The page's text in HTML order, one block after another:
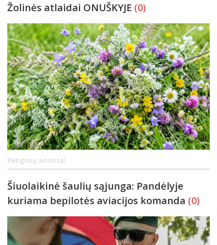
Žolinės atlaidai ONUŠKYJE (0)
Renginių anonsai
Šiuolaikinė šaulių sąjunga: Pandėlyje
kuriama bepilotės aviacijos komanda (0)